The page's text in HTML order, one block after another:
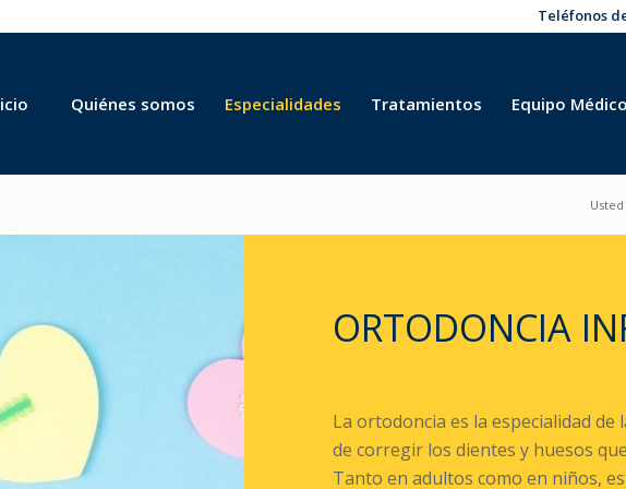
Teléfonos
Quiénes somos Especialidades Tratamientos Equipo Médico
ORTODONCIA
La ortodoncia es la especialidad
de corregir los dientes y huesos
Tanto en adultos como en niños,